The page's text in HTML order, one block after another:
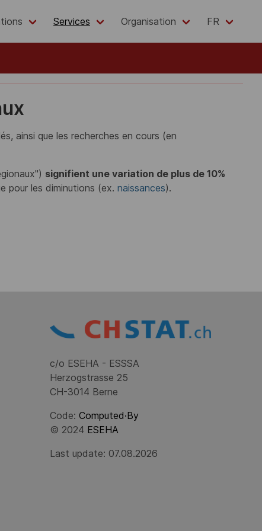
Services Organisation FR
ainsi que les recherches en cours (en
signifient une variation de plus de 10%
pour les diminutions (ex. naissances).
c/o ESEHA - ESSSA
Herzogstrasse 25
CH-3014 Berne
Code: Computed·By
© 2024 ESEHA
Last update: 07.08.2026